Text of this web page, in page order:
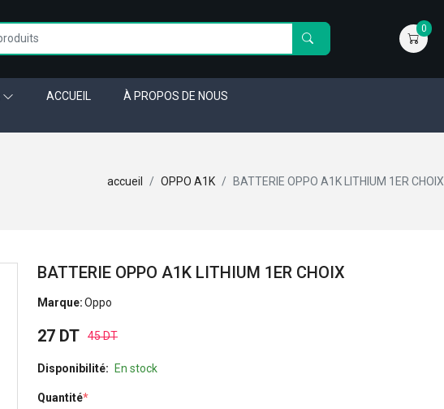
0
ACCUEIL À PROPOS DE NOUS
accueil OPPO A1K BATTERIE OPPO A1K LITHIUM 1ER CHOIX
BATTERIE OPPO A1K LITHIUM 1ER CHOIX
Marque:Oppo
27 DT 45 DT
Disponibilité: En stock
Quantité*